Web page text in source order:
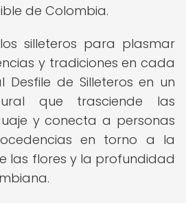
de Colombia.
silleteros para plasmar
y tradiciones en cada
Desfile de Silleteros en un
que trasciende las
y conecta a personas
en torno a la
las flores y la profundidad